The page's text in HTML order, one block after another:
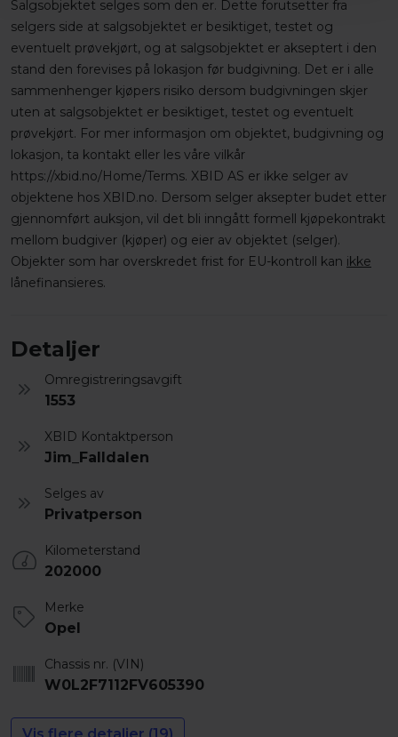
Salgsobjektet selges som den er. Dette forutsetter fra
selgers side at salgsobjektet er besiktiget, testet og
eventuelt prøvekjørt, og at salgsobjektet er akseptert i den
stand den forevises på lokasjon før budgivning. Det er i alle
sammenhenger kjøpers risiko dersom budgivningen skjer
uten at salgsobjektet er besiktiget, testet og eventuelt
prøvekjørt. For mer informasjon om objektet, budgivning og
lokasjon, ta kontakt eller les våre vilkår
https://xbid.no/Home/Terms. XBID AS er ikke selger av
objektene hos XBID.no. Dersom selger aksepter budet etter
gjennomført auksjon, vil det bli inngått formell kjøpekontrakt
mellom budgiver (kjøper) og eier av objektet (selger).
Objekter som har overskredet frist for EU-kontroll kan ikke
lånefinansieres.
Detaljer
Omregistreringsavgift
1553
XBID Kontaktperson
Jim_Falldalen
Selges av
Privatperson
Kilometerstand
202000
Merke
Opel
Chassis nr. (VIN)
W0L2F7112FV605390